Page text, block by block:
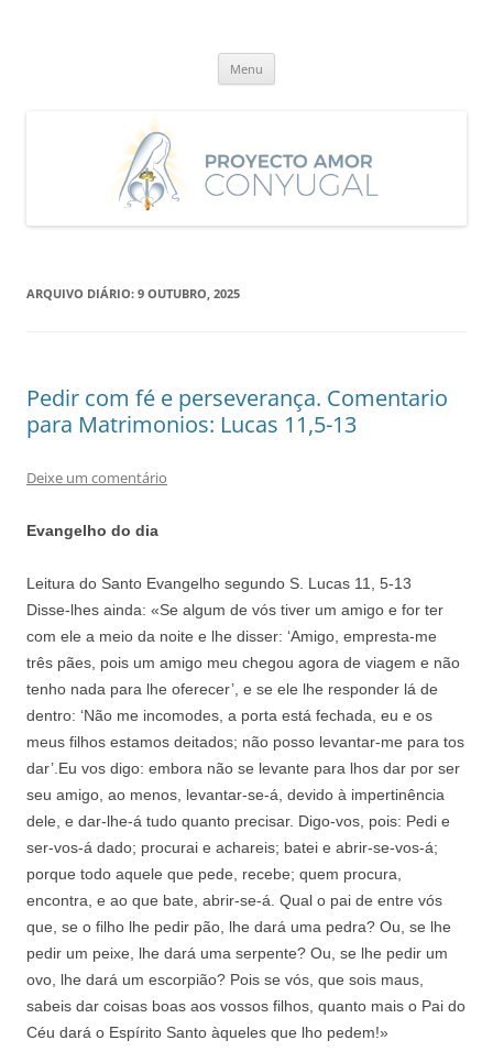
Menu
ARQUIVO DIÁRIO: 9 OUTUBRO, 2025
Pedir com fé e perseverança. Comentario
para Matrimonios: Lucas 11,5-13
Deixe um comentário
Evangelho do dia
Leitura do Santo Evangelho segundo S. Lucas 11, 5-13
Disse-lhes ainda: «Se algum de vós tiver um amigo e for ter
com ele a meio da noite e lhe disser: ‘Amigo, empresta-me
três pães, pois um amigo meu chegou agora de viagem e não
tenho nada para lhe oferecer’, e se ele lhe responder lá de
dentro: ‘Não me incomodes, a porta está fechada, eu e os
meus filhos estamos deitados; não posso levantar-me para tos
dar’.Eu vos digo: embora não se levante para lhos dar por ser
seu amigo, ao menos, levantar-se-á, devido à impertinência
dele, e dar-lhe-á tudo quanto precisar. Digo-vos, pois: Pedi e
ser-vos-á dado; procurai e achareis; batei e abrir-se-vos-á;
porque todo aquele que pede, recebe; quem procura,
encontra, e ao que bate, abrir-se-á. Qual o pai de entre vós
que, se o filho lhe pedir pão, lhe dará uma pedra? Ou, se lhe
pedir um peixe, lhe dará uma serpente? Ou, se lhe pedir um
ovo, lhe dará um escorpião? Pois se vós, que sois maus,
sabeis dar coisas boas aos vossos filhos, quanto mais o Pai do
Céu dará o Espírito Santo àqueles que lho pedem!»